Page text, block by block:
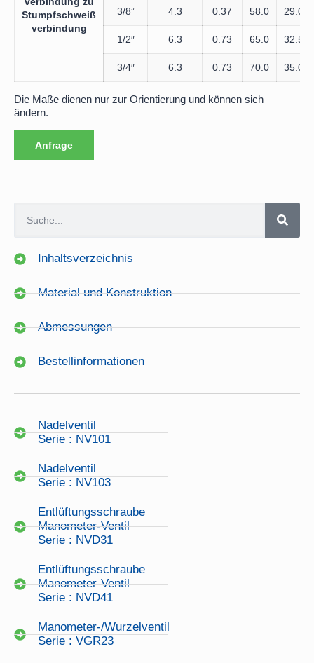
Inhaltsverzeichnis
Material und Konstruktion
Abmessungen
Bestellinformationen
Nadelventil
Serie : NV101
Nadelventil
Serie : NV103
Entlüftungsschraube
Manometer-Ventil
Serie : NVD31
Entlüftungsschraube
Manometer-Ventil
Serie : NVD41
Manometer-/Wurzelventil
Serie : VGR23
Stumpfschweiß
verbindung
3/8” 4.3 0.37 58.0 29.0
1/2″ 6.3 0.73 65.0 32.5
3/4″ 6.3 0.73 70.0 35.0
Die Maße dienen nur zur Orientierung und können sich
ändern.
Anfrage